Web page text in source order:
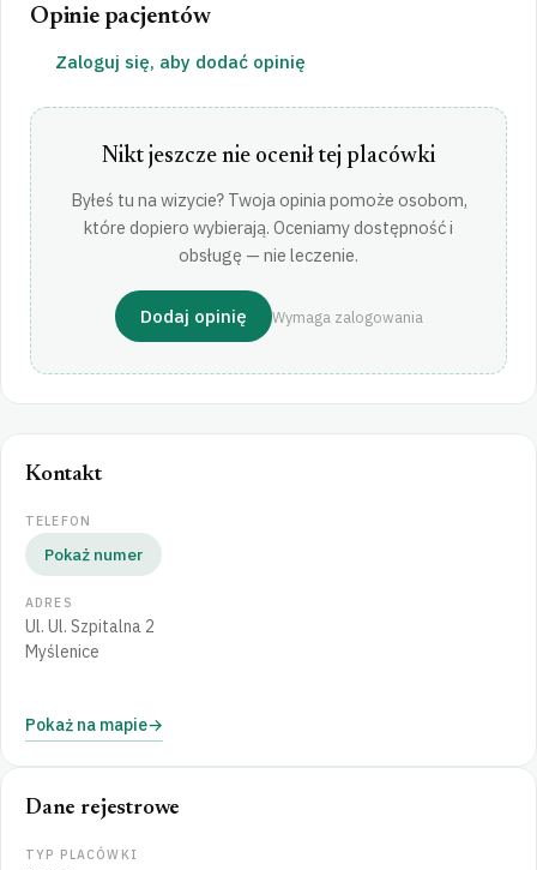
Opinie pacjentów
Zaloguj się, aby dodać opinię
Nikt jeszcze nie ocenił tej placówki
Byłeś tu na wizycie? Twoja opinia pomoże osobom,
które dopiero wybierają. Oceniamy dostępność i
obsługę — nie leczenie.
Dodaj opinię Wymaga zalogowania
Kontakt
TELEFON
Pokaż numer
ADRES
Ul. Ul. Szpitalna 2
Myślenice
Pokaż na mapie
Dane rejestrowe
TYP PLACÓWKI